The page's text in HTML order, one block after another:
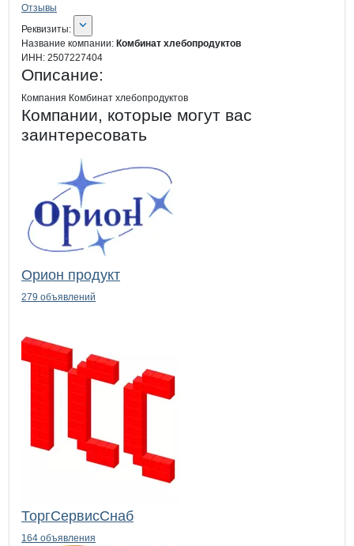
Отзывы
О компании
Реквизиты
Реквизиты:
Название компании: Комбинат хлебопродуктов
ИНН: 2507227404
Описание:
Компания Комбинат хлебопродуктов
Компании, которые могут вас
заинтересовать
Орион продукт
279 объявлений
ТоргСервисСнаб
164 объявления